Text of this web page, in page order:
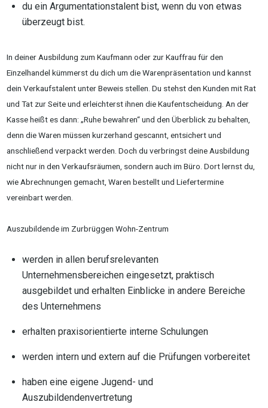
du ein Argumentationstalent bist, wenn du von etwas
überzeugt bist.
In deiner Ausbildung zum Kaufmann oder zur Kauffrau für den
Einzelhandel kümmerst du dich um die Warenpräsentation und kannst
dein Verkaufstalent unter Beweis stellen. Du stehst den Kunden mit Rat
und Tat zur Seite und erleichterst ihnen die Kaufentscheidung. An der
Kasse heißt es dann: „Ruhe bewahren“ und den Überblick zu behalten,
denn die Waren müssen kurzerhand gescannt, entsichert und
anschließend verpackt werden. Doch du verbringst deine Ausbildung
nicht nur in den Verkaufsräumen, sondern auch im Büro. Dort lernst du,
wie Abrechnungen gemacht, Waren bestellt und Liefertermine
vereinbart werden.
Auszubildende im Zurbrüggen Wohn-Zentrum
werden in allen berufsrelevanten
Unternehmensbereichen eingesetzt, praktisch
ausgebildet und erhalten Einblicke in andere Bereiche
des Unternehmens
erhalten praxisorientierte interne Schulungen
werden intern und extern auf die Prüfungen vorbereitet
haben eine eigene Jugend- und
Auszubildendenvertretung